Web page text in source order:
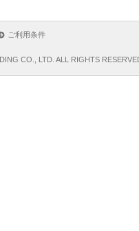
ご利用条件
CO., LTD. ALL RIGHTS